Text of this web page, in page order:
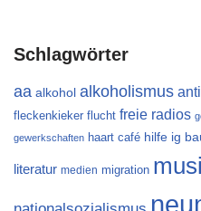
Schlagwörter
aa alkohol alkoholismus
fleckenkieker flucht freie radios
gewerkschaften haart café hilfe ig
literatur medien migration